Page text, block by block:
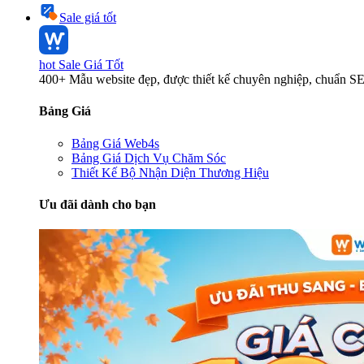
Sale giá tốt
hot Sale Giá Tốt
400+ Mẫu website đẹp, được thiết kế chuyên nghiệp, chuẩn
Bảng Giá
Bảng Giá Web4s
Bảng Giá Dịch Vụ Chăm Sóc
Thiết Kế Bộ Nhận Diện Thương Hiệu
Ưu đãi dành cho bạn